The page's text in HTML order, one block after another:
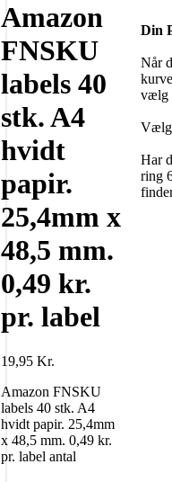
Din
Når
vælg
Vælg
Har
ring
Amazon
FNSKU
labels 40
stk. A4
hvidt
papir.
25,4mm x
48,5 mm.
0,49 kr.
pr. label
19,95 Kr.
Amazon FNSKU
labels 40 stk. A4
hvidt papir. 25,4mm
x 48,5 mm. 0,49 kr.
pr. label antal